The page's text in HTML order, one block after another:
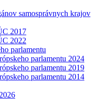
samosprávnych krajov
2017
2022
parlamentu
parlamentu 2024
parlamentu 2019
parlamentu 2014